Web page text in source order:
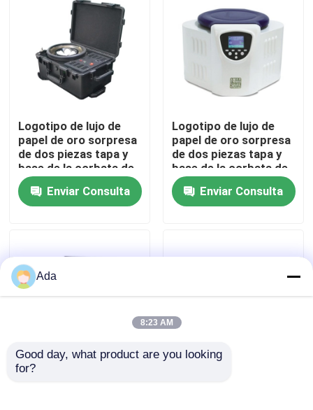
Productos
Videos
VR Show
Sobre nosotros
Control de calidad
Éntrenos en contacto con
Noticias
Logotipo de lujo de
papel de oro sorpresa
de dos piezas tapa y
base de la corbata de
cartón regalo de
cumpleaños caja de
embalaje de papel
Enviar Consulta
Logotipo de lujo de
papel de oro sorpresa
de dos piezas tapa y
base de la corbata de
cartón regalo de
cumpleaños caja de
embalaje de papel
Enviar Consulta
Logotipo de lujo de
Ada
8:23 AM
Good day, what product are you looking
for?